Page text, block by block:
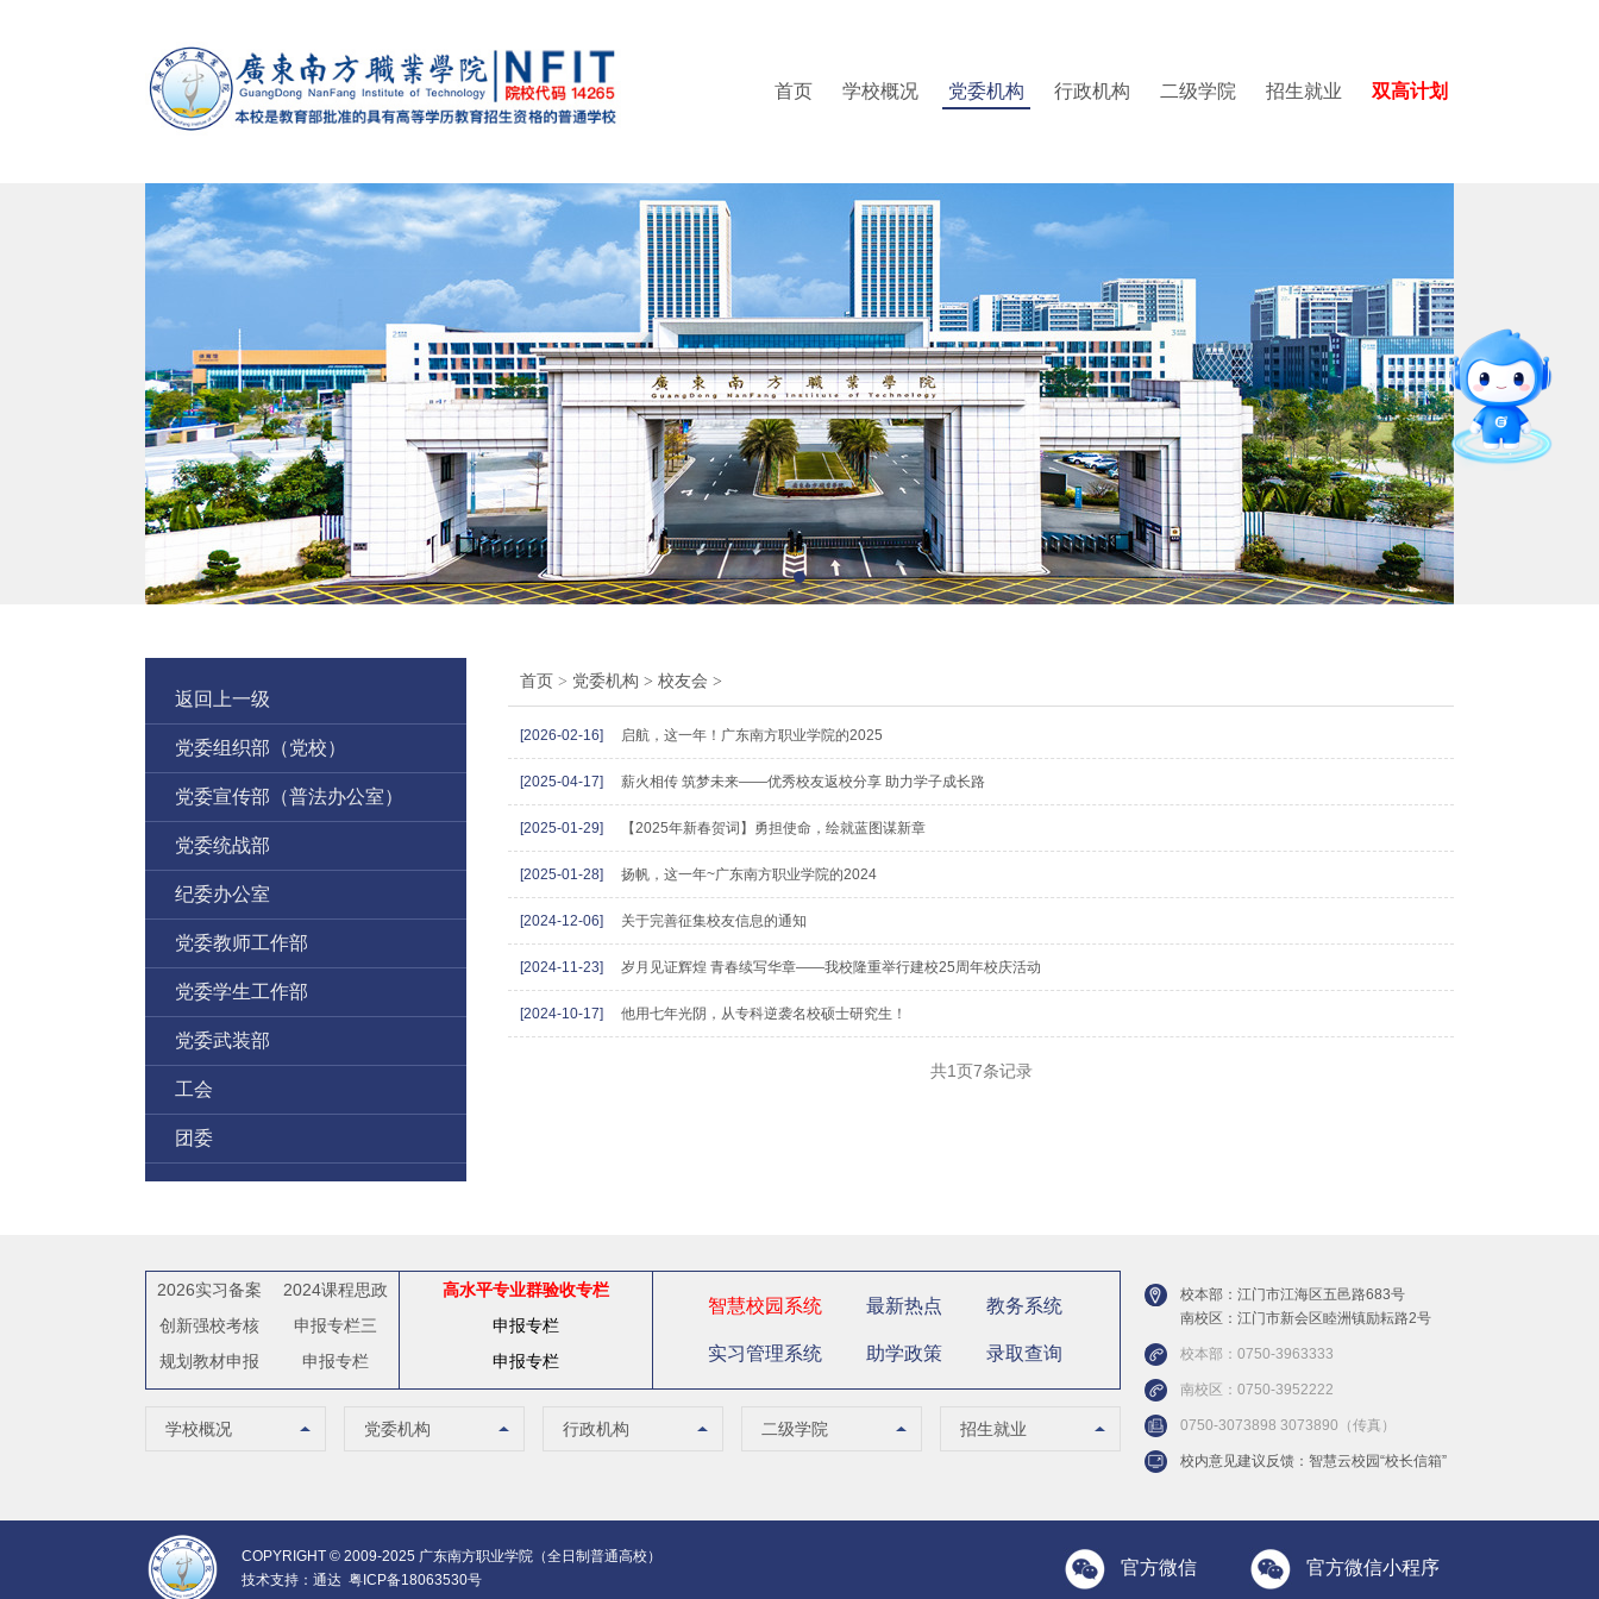
首页 学校概况 党委机构 行政机构 二级学院 招生就业 双高计划
学校概况 校训精神 现任领导 联系方式 校园图集
党委组织部（党校） 党委宣传部（普法办公室） 纪委办公室 党委教师工作部
党委武装部 团委
党政办公室（法制办公室） 南校区管委会办公室 人事处（教师发展中心）
教学督导办公室 实训中心 培训中心 信息中心 科研处 招生就业办公室 招生培养改革办公室
学生处（心理健康教育与咨询中心） 财务处 后勤处 保卫处 书院管理中心 图书馆 国际学术交流中心
退役军人服务中心 产教融合办公室（校企合作办公室） 继续教育学院 国际教育中心
马克思主义学院 智能制造学院 集成电路学院 信息学院 财经学院
创新创业学院 体育部
招生办公室 就业指导中心 创新精英班 国际教育中心
返回上一级
党委组织部（党校）
党委宣传部（普法办公室）
党委统战部
纪委办公室
党委教师工作部
党委学生工作部
党委武装部
工会
团委
首页 > 党委机构 > 校友会 >
[2026-02-16] 启航，这一年！广东南方职业学院的2025
[2025-04-17] 薪火相传 筑梦未来——优秀校友返校分享 助力学子成长路
[2025-01-29] 【2025年新春贺词】勇担使命，绘就蓝图谋新章
[2025-01-28] 扬帆，这一年~广东南方职业学院的2024
[2024-12-06] 关于完善征集校友信息的通知
[2024-11-23] 岁月见证辉煌 青春续写华章——我校隆重举行建校25周年校庆活动
[2024-10-17] 他用七年光阴，从专科逆袭名校硕士研究生！
共1页7条记录
2026实习备案
2024课程思政
创新强校考核
申报专栏三
规划教材申报
申报专栏
高水平专业群验收专栏
申报专栏
申报专栏
智慧校园系统
实习管理系统
最新热点
助学政策
教务系统
录取查询
学校概况
学校概况
组织架构
联系方式
党委机构
党委组织部（党校）
纪委办公室
党委教师工作部
行政机构
党政办公室（法制办
心）
教务处
二级学院
马克思主义学院 招生就业
招生办公室
校本部：江门市江海区五邑路683号
南校区：江门市新会区睦洲镇励耘路2号
校本部：0750-3963333
南校区：0750-3952222
0750-3073898 3073890（传真）
校内意见建议反馈：智慧云校园“校长信箱”
COPYRIGHT © 2009-2025 广东南方职业学院（全日制普通高校）
技术支持： 通达 粤ICP备18063530号
官方微信 官方微信小程序